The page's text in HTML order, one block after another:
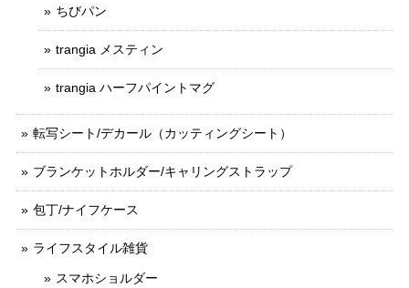
ちびパン
trangia メスティン
trangia ハーフパイントマグ
転写シート/デカール（カッティングシート）
ブランケットホルダー/キャリングストラップ
包丁/ナイフケース
ライフスタイル雑貨
スマホショルダー